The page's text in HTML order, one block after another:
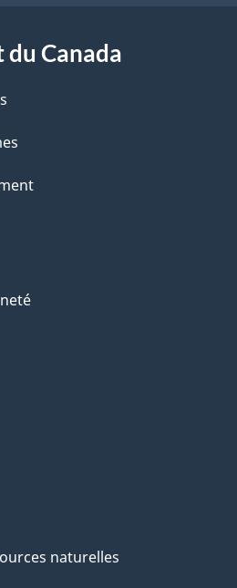
Canada
naturelles